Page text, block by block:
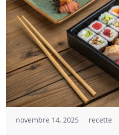
novembre 14, 2025 recette